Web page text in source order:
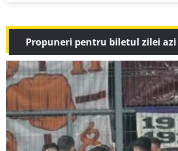
Propuneri pentru biletul zilei azi